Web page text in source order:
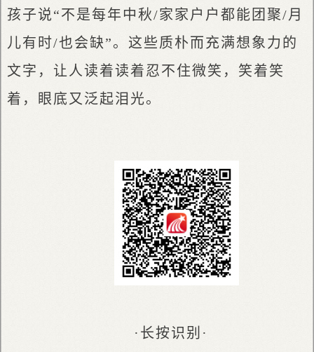
孩子说“不是每年中秋/家家户户都能团聚/月
儿有时/也会缺”。这些质朴而充满想象力的
文字，让人读着读着忍不住微笑，笑着笑
着，眼底又泛起泪光。
·长按识别·